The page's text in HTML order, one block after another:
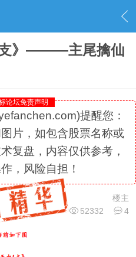
支》———主尾擒仙
论坛免责声明
提醒您：
片，如包含股票名称或
复盘，内容仅供参考，
，风险自担！
楼主
52332
4